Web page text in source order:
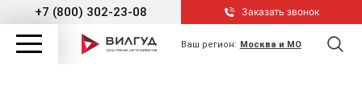
+7 (800) 302-23-08 Заказать звонок
Ваш регион: Москва и МО